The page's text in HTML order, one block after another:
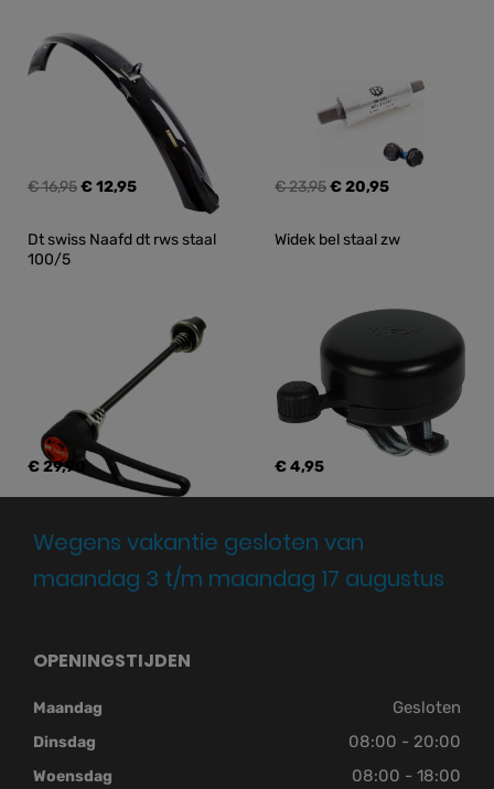
€ 16,95€ 12,95 € 23,95€ 20,95
Dt swiss Naafd dt rws staal
100/5
€ 29,90
Widek bel staal zw
€ 4,95
Wegens vakantie gesloten van
maandag 3 t/m maandag 17 augustus
OPENINGSTIJDEN
Maandag Gesloten
Dinsdag 08:00 - 20:00
Woensdag 08:00 - 18:00